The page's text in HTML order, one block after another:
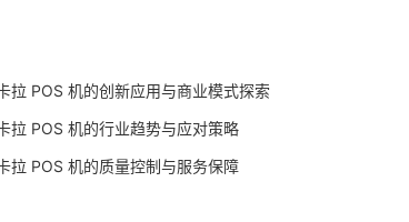
拉 POS 机的创新应用与商业模式探索
拉 POS 机的行业趋势与应对策略
拉 POS 机的质量控制与服务保障